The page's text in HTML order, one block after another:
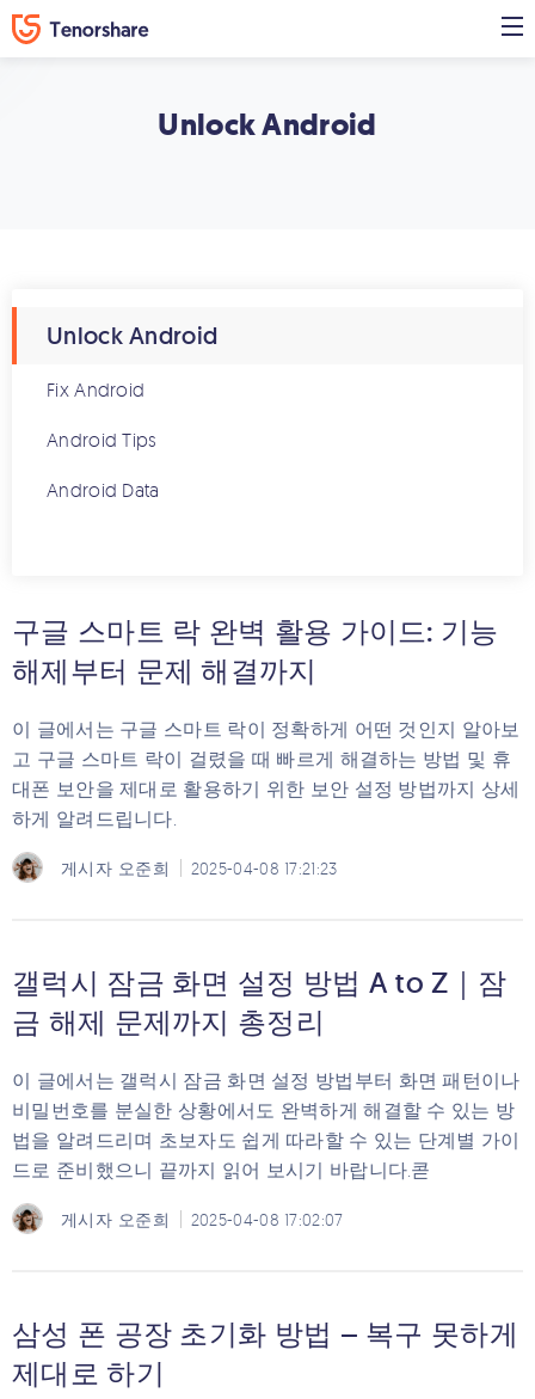
Unlock Android
Unlock Android
Fix Android
Android Tips
Android Data
구글 스마트 락 완벽 활용 가이드: 기능
해제부터 문제 해결까지
이 글에서는 구글 스마트 락이 정확하게 어떤 것인지 알아보
고 구글 스마트 락이 걸렸을 때 빠르게 해결하는 방법 및 휴
대폰 보안을 제대로 활용하기 위한 보안 설정 방법까지 상세
하게 알려드립니다.
게시자 오준희 2025-04-08 17:21:23
갤럭시 잠금 화면 설정 방법 A to Z｜잠
금 해제 문제까지 총정리
이 글에서는 갤럭시 잠금 화면 설정 방법부터 화면 패턴이나
비밀번호를 분실한 상황에서도 완벽하게 해결할 수 있는 방
법을 알려드리며 초보자도 쉽게 따라할 수 있는 단계별 가이
드로 준비했으니 끝까지 읽어 보시기 바랍니다.콛
게시자 오준희 2025-04-08 17:02:07
삼성 폰 공장 초기화 방법 – 복구 못하게
제대로 하기